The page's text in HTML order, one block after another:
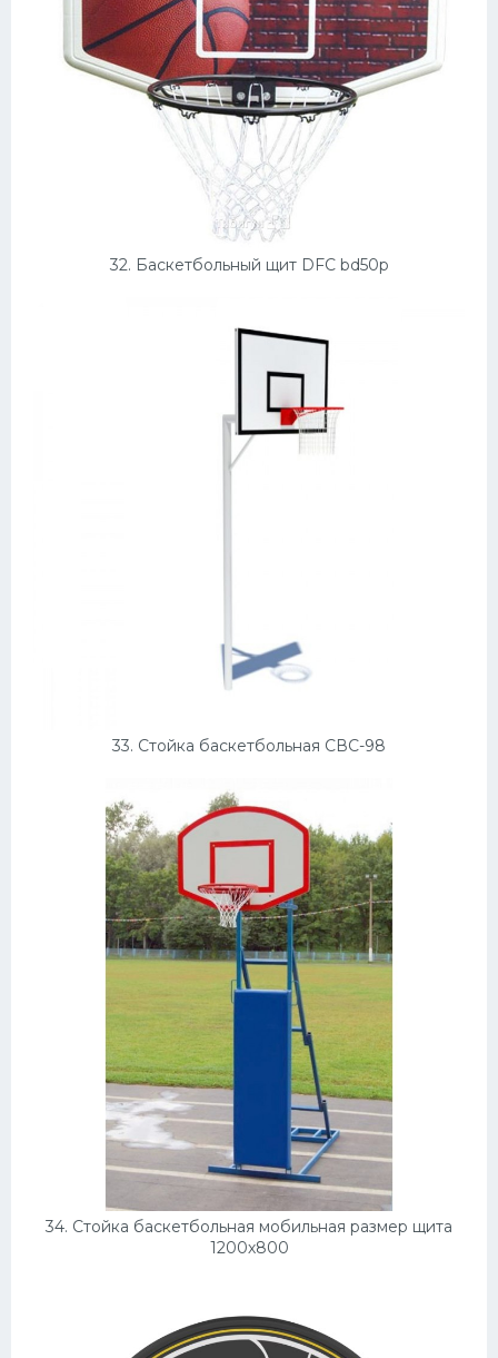
32. Баскетбольный щит DFC bd50p
33. Стойка баскетбольная СВС-98
34. Стойка баскетбольная мобильная размер щита
1200х800